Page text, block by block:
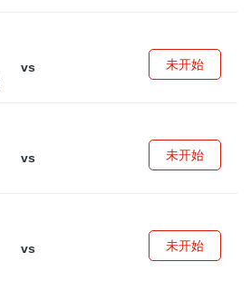
vs
未开始
vs
未开始
vs
未开始